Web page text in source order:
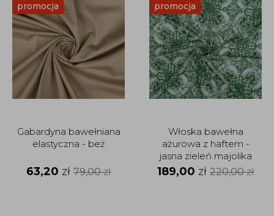
promocja
Gabardyna bawełniana
elastyczna - beż
63,20 zł 79,00zł
promocja
Włoska bawełna
ażurowa z haftem -
jasna zieleń majolika
189,00 zł 220,00zł